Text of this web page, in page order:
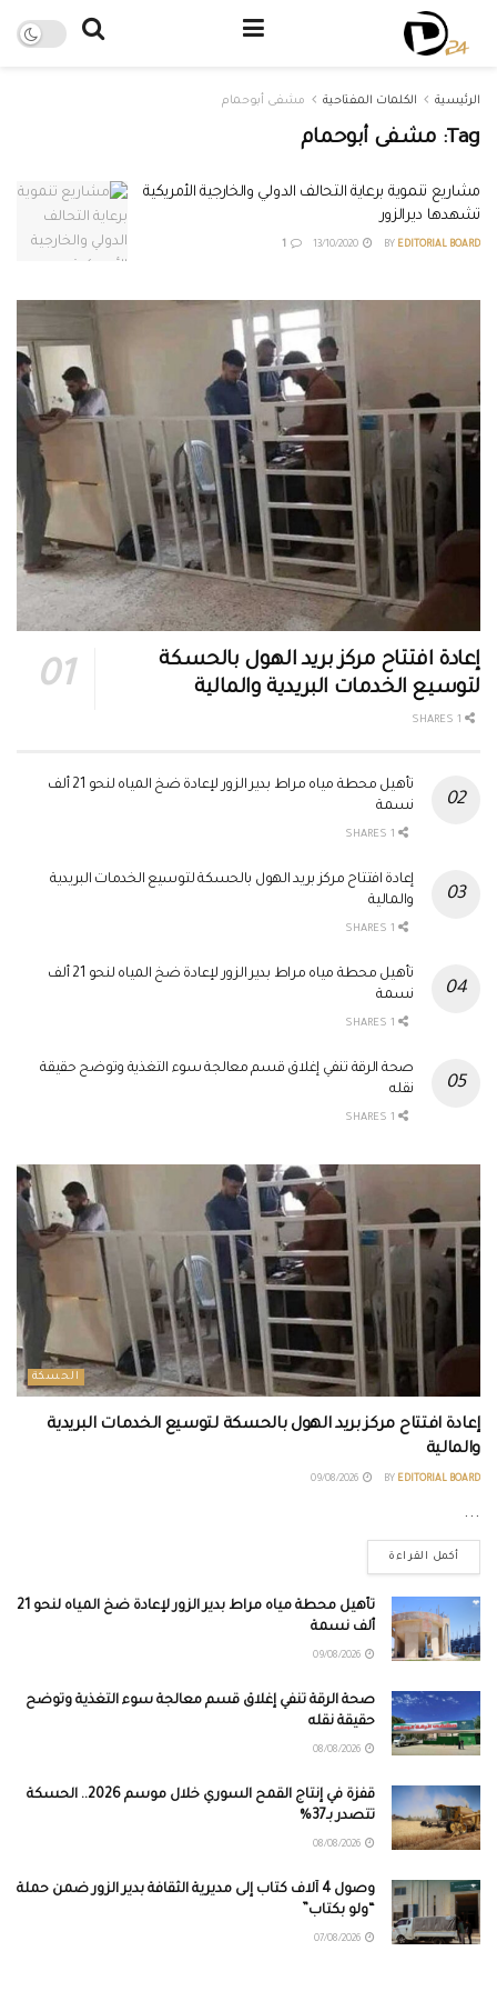
الرئيسية الكلمات المفتاحية مشفى أبوحمام
Tag: مشفى أبوحمام
مشاريع تنموية برعاية التحالف الدولي والخارجية الأمريكية
تشهدها ديرالزور
BY EDITORIAL BOARD
إعادة افتتاح مركز بريد الهول بالحسكة
لتوسيع الخدمات البريدية والمالية
تأهيل محطة مياه مراط بدير الزور لإعادة ضخ المياه لنحو 21 ألف
نسمة
إعادة افتتاح مركز بريد الهول بالحسكة لتوسيع الخدمات البريدية
والمالية
تأهيل محطة مياه مراط بدير الزور لإعادة ضخ المياه لنحو 21 ألف
نسمة
صحة الرقة تنفي إغلاق قسم معالجة سوء التغذية وتوضح حقيقة
نقله
الحسكة
إعادة افتتاح مركز بريد الهول بالحسكة لتوسيع الخدمات البريدية
والمالية
BY EDITORIAL BOARD
...
أكمل القراءة
تأهيل محطة مياه مراط بدير الزور لإعادة ضخ المياه لنحو 21
ألف نسمة
صحة الرقة تنفي إغلاق قسم معالجة سوء التغذية وتوضح
حقيقة نقله
قفزة في إنتاج القمح السوري خلال موسم 2026.. الحسكة
تتصدر بـ37%
وصول 4 آلاف كتاب إلى مديرية الثقافة بدير الزور ضمن حملة
“ولو بكتاب”